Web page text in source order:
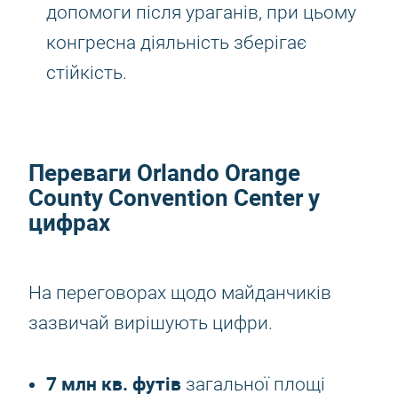
допомоги після ураганів, при цьому
конгресна діяльність зберігає
стійкість.
Переваги Orlando Orange
County Convention Center у
цифрах
На переговорах щодо майданчиків
зазвичай вирішують цифри.
7 млн кв. футів загальної площі